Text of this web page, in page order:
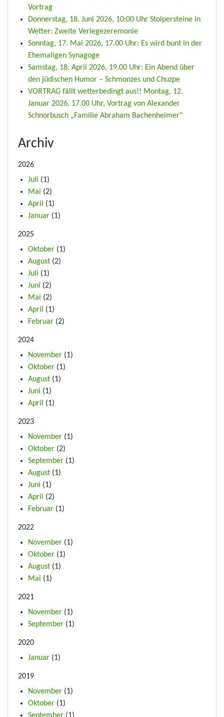
Vortrag
Donnerstag, 18. Juni 2026, 10:00 Uhr Stolpersteine in
Wetter: Zweite Verlegezeremonie
Sonntag, 17. Mai 2026, 17.00 Uhr: Es wird bunt in der
Ehemaligen Synagoge
Samstag, 18. April 2026, 19.00 Uhr: Ein Abend über
den jüdischen Humor – Schmonzes und Chuzpe
VORTRAG fällt wetterbedingt aus!! Montag, 12.
Januar 2026, 17.00 Uhr, Vortrag von Alexander
Schnorbusch „Familie Abraham Bachenheimer“
Archiv
2026
Juli (1)
Mai (2)
April
(1)
Januar (1)
2025
Oktober (1)
August (2)
Juli (1)
Juni (2)
Mai (2)
April
(1)
Februar (2)
2024
November (1)
Oktober (1)
August (1)
Juni (1)
April
(1)
2023
November (1)
Oktober (2)
September (1)
August (1)
Juni (1)
April
(2)
Februar (1)
2022
November (1)
Oktober (1)
August (1)
Mai (1)
2021
November (1)
September (1)
2020
Januar (1)
2019
November (1)
Oktober (1)